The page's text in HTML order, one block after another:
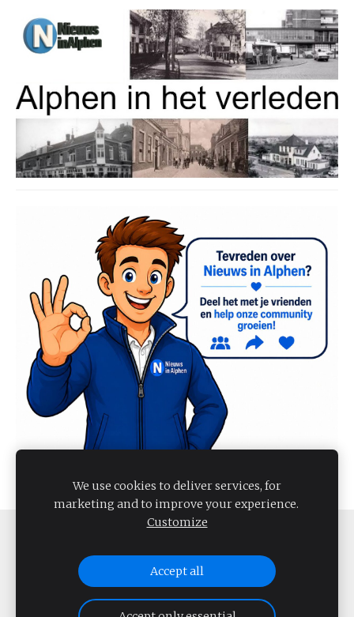
NIEUWS IN ALPHEN 2026
We use cookies to deliver services, for
marketing and to improve your experience.
Customize
Accept all